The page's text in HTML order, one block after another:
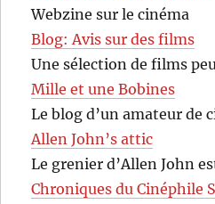
Webzine sur le cinéma
Blog: Avis sur des films
Une sélection de films
Mille et une Bobines
Le blog d’un amateur de
Allen John’s attic
Le grenier d’Allen John
Chroniques du Cinéphile